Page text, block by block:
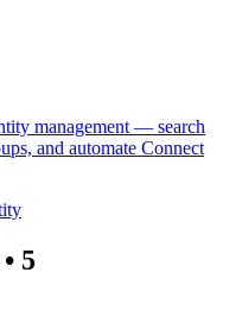
management — search
and automate Connect
• 5